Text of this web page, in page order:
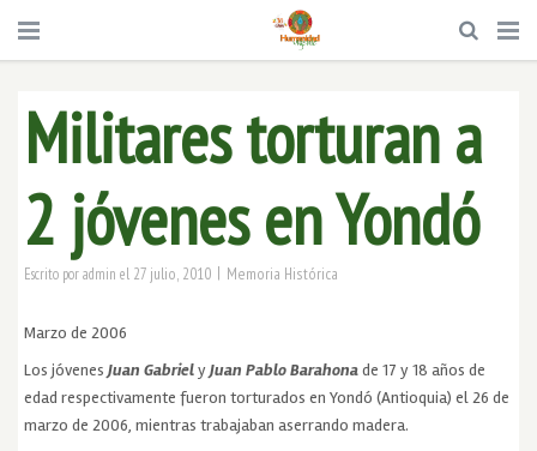
Militares torturan a
2 jóvenes en Yondó
Escrito poradmin el 27 julio, 2010 | Memoria Histórica
Marzo de 2006
Los jóvenesJuan GabrielyJuan Pablo Barahonade 17 y 18 años de
edad respectivamente fueron torturados en Yondó (Antioquia) el 26 de
marzo de 2006, mientras trabajaban aserrando madera.